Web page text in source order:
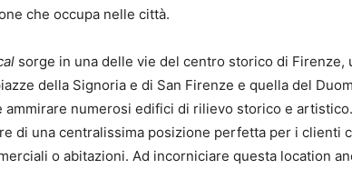
che occupa nelle città.
sorge in una delle vie del centro storico di Firenze,
della Signoria e di San Firenze e quella del
ammirare numerosi edifici di rilievo storico e
di una centralissima posizione perfetta per i clienti
o abitazioni. Ad incorniciare questa location